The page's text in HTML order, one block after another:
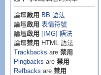
論壇啟用 BB 語法
論壇啟用 表情符號
論壇啟用 [IMG] 語法
論壇禁用 HTML 語法
Trackbacks are 禁用
Pingbacks are 禁用
Refbacks are 禁用